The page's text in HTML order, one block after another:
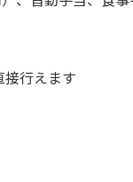
行えます